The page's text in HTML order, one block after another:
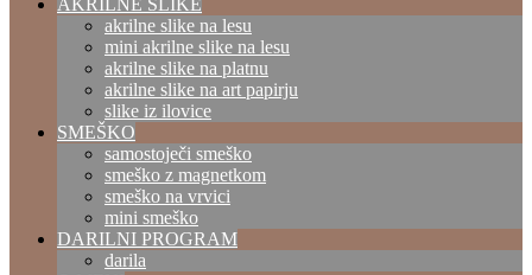
AKRILNE SLIKE
akrilne slike na lesu
mini akrilne slike na lesu
akrilne slike na platnu
akrilne slike na art papirju
slike iz ilovice
SMEŠKO
samostoječi smeško
smeško z magnetkom
smeško na vrvici
mini smeško
DARILNI PROGRAM
darila